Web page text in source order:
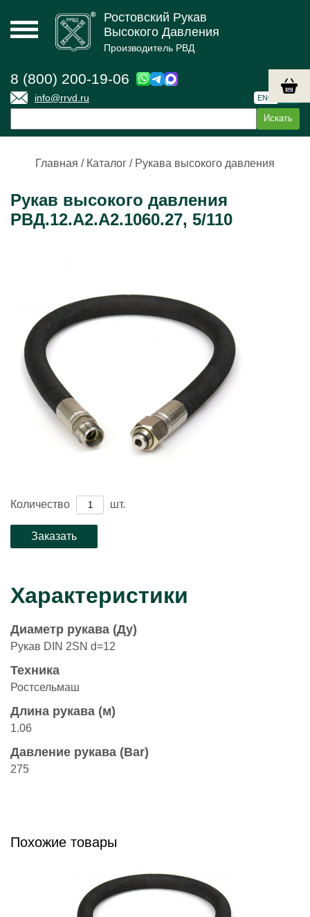
Ростовский Рукав
Высокого Давления
Производитель РВД
8 (800) 200-19-06
info@rrvd.ru ENG
Главная / Каталог / Рукава высокого давления
Рукав высокого давления
РВД.12.А2.А2.1060.27, 5/110
Количество шт.
Характеристики
Диаметр рукава (Ду)
Рукав DIN 2SN d=12
Техника
Ростсельмаш
Длина рукава (м)
1.06
Давление рукава (Bar)
275
Похожие товары